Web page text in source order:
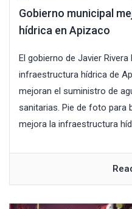
Gobierno municipal
hídrica en Apizaco
El gobierno de Javier
infraestructura hídrica de
mejoran el suministro de
sanitarias. Pie de foto para
mejora la infraestructura